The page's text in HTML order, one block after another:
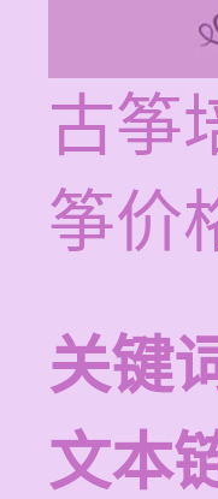
古筝
筝价
关键
文本